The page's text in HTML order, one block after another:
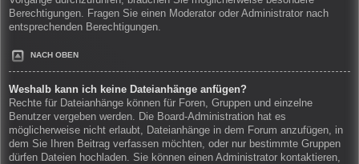
Berechtigungen. Fragen Sie einen Moderator oder Administrator nach
entsprechenden Berechtigungen.
NACH OBEN
Weshalb kann ich keine Dateianhänge anfügen?
Rechte für Dateianhänge können für Foren, Gruppen und einzelne
Benutzer vergeben werden. Die Board-Administration hat es
möglicherweise nicht erlaubt, Dateianhänge in dem Forum anzufügen, in
dem Sie Ihren Beitrag verfassen möchten, oder nur bestimmte Gruppen
dürfen Dateien hochladen. Sie können einen Administrator kontaktieren,